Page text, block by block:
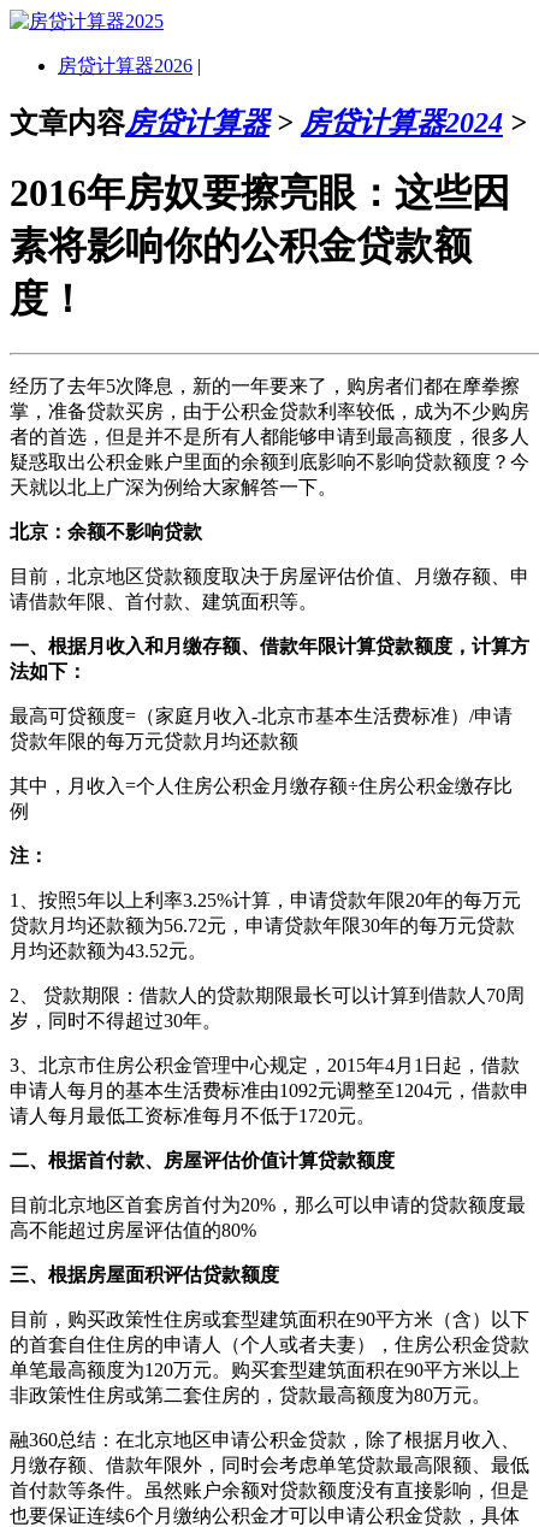
房贷计算器2026 |
文章内容房贷计算器> 房贷计算器2024 >
2016年房奴要擦亮眼：这些因
素将影响你的公积金贷款额
度！
经历了去年5次降息，新的一年要来了，购房者们都在摩拳擦
掌，准备贷款买房，由于公积金贷款利率较低，成为不少购房
者的首选，但是并不是所有人都能够申请到最高额度，很多人
疑惑取出公积金账户里面的余额到底影响不影响贷款额度？今
天就以北上广深为例给大家解答一下。
北京：余额不影响贷款
目前，北京地区贷款额度取决于房屋评估价值、月缴存额、申
请借款年限、首付款、建筑面积等。
一、根据月收入和月缴存额、借款年限计算贷款额度，计算方
法如下：
最高可贷额度=（家庭月收入-北京市基本生活费标准）/申请
贷款年限的每万元贷款月均还款额
其中，月收入=个人住房公积金月缴存额÷住房公积金缴存比
例
注：
1、按照5年以上利率3.25%计算，申请贷款年限20年的每万元
贷款月均还款额为56.72元，申请贷款年限30年的每万元贷款
月均还款额为43.52元。
2、 贷款期限：借款人的贷款期限最长可以计算到借款人70周
岁，同时不得超过30年。
3、北京市住房公积金管理中心规定，2015年4月1日起，借款
申请人每月的基本生活费标准由1092元调整至1204元，借款申
请人每月最低工资标准每月不低于1720元。
二、根据首付款、房屋评估价值计算贷款额度
目前北京地区首套房首付为20%，那么可以申请的贷款额度最
高不能超过房屋评估值的80%
三、根据房屋面积评估贷款额度
目前，购买政策性住房或套型建筑面积在90平方米（含）以下
的首套自住住房的申请人（个人或者夫妻），住房公积金贷款
单笔最高额度为120万元。购买套型建筑面积在90平方米以上
非政策性住房或第二套住房的，贷款最高额度为80万元。
融360总结：在北京地区申请公积金贷款，除了根据月收入、
月缴存额、借款年限外，同时会考虑单笔贷款最高限额、最低
首付款等条件。虽然账户余额对贷款额度没有直接影响，但是
也要保证连续6个月缴纳公积金才可以申请公积金贷款，具体